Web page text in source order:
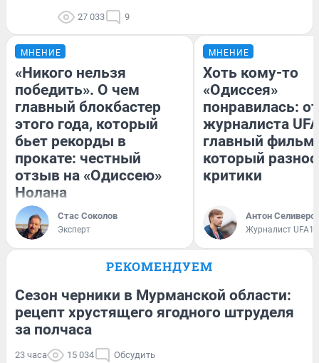
27 033 9
МНЕНИЕ
«Никого нельзя
победить». О чем
главный блокбастер
этого года, который
бьет рекорды в
прокате: честный
отзыв на «Одиссею»
Нолана
Стас Соколов
Эксперт
МНЕНИЕ
Хоть кому-то
«Одиссея»
понравилась:
журналиста
главный фильм
который
критики
Антон
Журналист
РЕКОМЕНДУЕМ
Сезон черники в Мурманской области:
рецепт хрустящего ягодного штруделя
за полчаса
23 часа 15 034 Обсудить